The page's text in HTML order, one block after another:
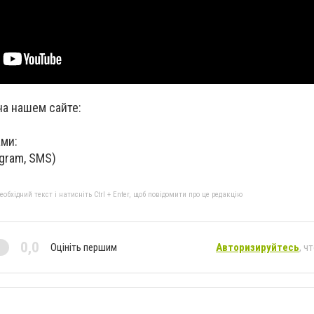
нашем сайте:
SMS)
текст і натисніть Ctrl + Enter, щоб повідомити про це редакцію
0,0 Оцініть першим Авторизируйтесь,